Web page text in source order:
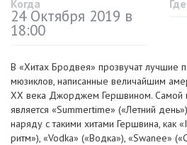
Когда
24 Октября 2019 в
18:00
Где
В «Хитах Бродвея» прозвучат лучшие
мюзиклов, написанные величайшим
ХХ века Джорджем Гершвином. Самой
является «Summertime» («Летний
наряду с такими хитами Гершвина, как
ритм»), «Vodka» («Водка»), «Swanee»